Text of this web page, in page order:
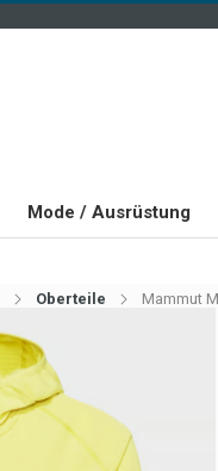
Mode / Ausrüstung
Oberteile Mammut